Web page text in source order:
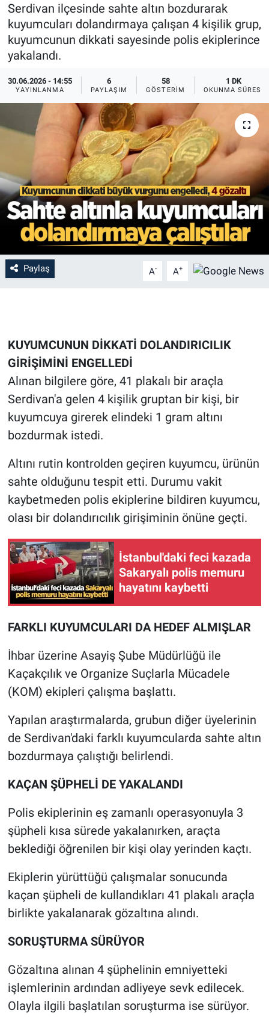
Serdivan ilçesinde sahte altın bozdurarak
kuyumcuları dolandırmaya çalışan 4 kişilik grup,
kuyumcunun dikkati sayesinde polis ekiplerince
yakalandı.
30.06.2026 - 14:55
YAYINLANMA
6
PAYLAŞIM
58
GÖSTERIM
1 DK
OKUNMA SÜRESI
Paylaş A- A+
KUYUMCUNUN DİKKATİ DOLANDIRICILIK
GİRİŞİMİNİ ENGELLEDİ
Alınan bilgilere göre, 41 plakalı bir araçla
Serdivan'a gelen 4 kişilik gruptan bir kişi, bir
kuyumcuya girerek elindeki 1 gram altını
bozdurmak istedi.
Altını rutin kontrolden geçiren kuyumcu, ürünün
sahte olduğunu tespit etti. Durumu vakit
kaybetmeden polis ekiplerine bildiren kuyumcu,
olası bir dolandırıcılık girişiminin önüne geçti.
İstanbul'daki feci kazada
Sakaryalı polis memuru
hayatını kaybetti
FARKLI KUYUMCULARI DA HEDEF ALMIŞLAR
İhbar üzerine Asayiş Şube Müdürlüğü ile
Kaçakçılık ve Organize Suçlarla Mücadele
(KOM) ekipleri çalışma başlattı.
Yapılan araştırmalarda, grubun diğer üyelerinin
de Serdivan'daki farklı kuyumcularda sahte altın
bozdurmaya çalıştığı belirlendi.
KAÇAN ŞÜPHELİ DE YAKALANDI
Polis ekiplerinin eş zamanlı operasyonuyla 3
şüpheli kısa sürede yakalanırken, araçta
beklediği öğrenilen bir kişi olay yerinden kaçtı.
Ekiplerin yürüttüğü çalışmalar sonucunda
kaçan şüpheli de kullandıkları 41 plakalı araçla
birlikte yakalanarak gözaltına alındı.
SORUŞTURMA SÜRÜYOR
Gözaltına alınan 4 şüphelinin emniyetteki
işlemlerinin ardından adliyeye sevk edilecek.
Olayla ilgili başlatılan soruşturma ise sürüyor.